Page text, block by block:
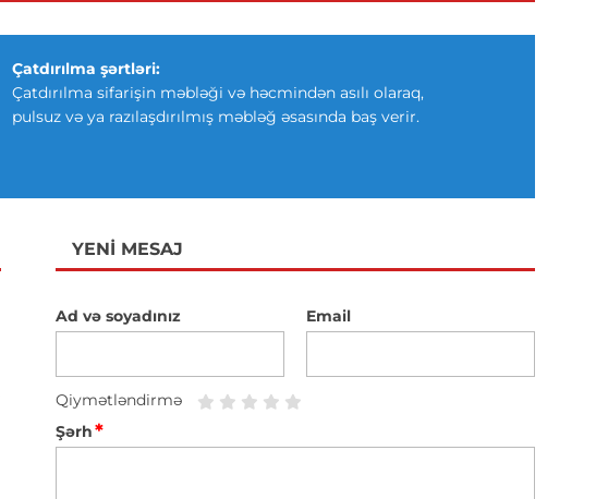
Çatdırılma şərtləri:
Çatdırılma sifarişin məbləği və həcmindən asılı olaraq,
pulsuz və ya razılaşdırılmış məbləğ əsasında baş verir.
YENI MESAJ
Ad və soyadınız Email
Qiymətləndirmə
Şərh*